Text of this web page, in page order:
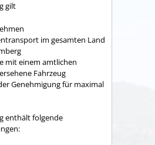
gilt
im gesamten Land
mit einem amtlichen
Fahrzeug
Genehmigung für maximal
enthält folgende